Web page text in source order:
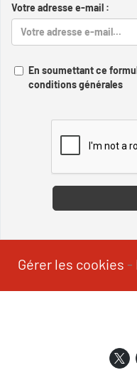
Votre adresse e-mail :
En soumettant ce
conditions générales
Gérer les cookies -